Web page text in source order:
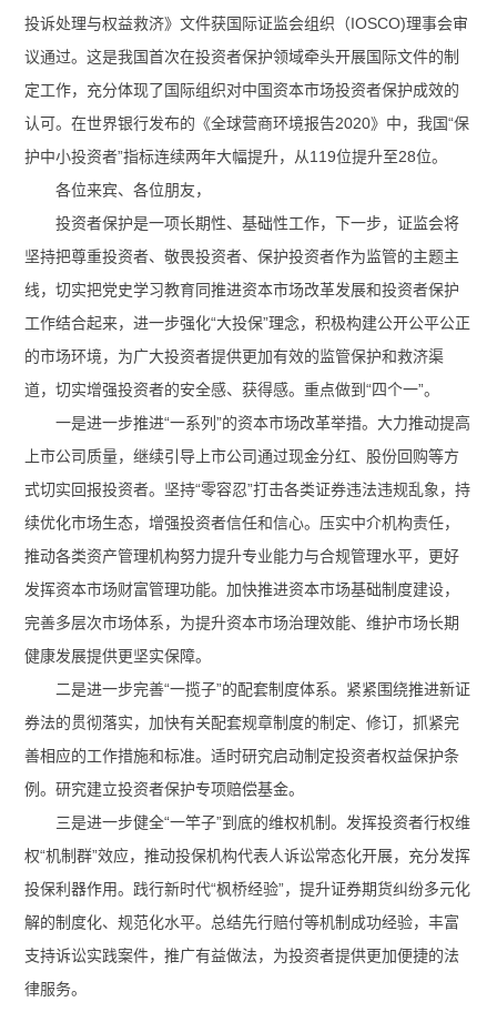
投诉处理与权益救济》文件获国际证监会组织（IOSCO)理事会审
议通过。这是我国首次在投资者保护领域牵头开展国际文件的制
定工作，充分体现了国际组织对中国资本市场投资者保护成效的
认可。在世界银行发布的《全球营商环境报告2020》中，我国“保
护中小投资者”指标连续两年大幅提升，从119位提升至28位。
各位来宾、各位朋友，
投资者保护是一项长期性、基础性工作，下一步，证监会将
坚持把尊重投资者、敬畏投资者、保护投资者作为监管的主题主
线，切实把党史学习教育同推进资本市场改革发展和投资者保护
工作结合起来，进一步强化“大投保”理念，积极构建公开公平公正
的市场环境，为广大投资者提供更加有效的监管保护和救济渠
道，切实增强投资者的安全感、获得感。重点做到“四个一”。
一是进一步推进“一系列”的资本市场改革举措。大力推动提高
上市公司质量，继续引导上市公司通过现金分红、股份回购等方
式切实回报投资者。坚持“零容忍”打击各类证券违法违规乱象，持
续优化市场生态，增强投资者信任和信心。压实中介机构责任，
推动各类资产管理机构努力提升专业能力与合规管理水平，更好
发挥资本市场财富管理功能。加快推进资本市场基础制度建设，
完善多层次市场体系，为提升资本市场治理效能、维护市场长期
健康发展提供更坚实保障。
二是进一步完善“一揽子”的配套制度体系。紧紧围绕推进新证
券法的贯彻落实，加快有关配套规章制度的制定、修订，抓紧完
善相应的工作措施和标准。适时研究启动制定投资者权益保护条
例。研究建立投资者保护专项赔偿基金。
三是进一步健全“一竿子”到底的维权机制。发挥投资者行权维
权“机制群”效应，推动投保机构代表人诉讼常态化开展，充分发挥
投保利器作用。践行新时代“枫桥经验”，提升证券期货纠纷多元化
解的制度化、规范化水平。总结先行赔付等机制成功经验，丰富
支持诉讼实践案件，推广有益做法，为投资者提供更加便捷的法
律服务。